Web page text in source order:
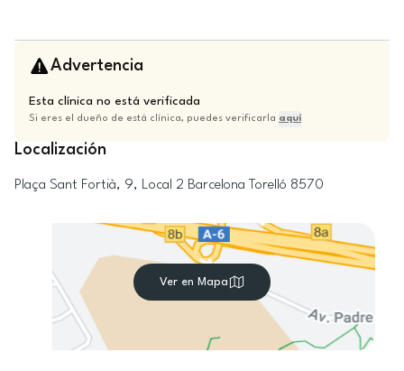
Advertencia
Esta clínica no está verificada
Si eres el dueño de está clínica, puedes verificarla aquí
Localización
Plaça Sant Fortià, 9, Local 2 Barcelona Torelló 8570
Ver en Mapa